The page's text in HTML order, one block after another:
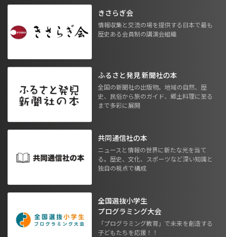
きさらぎ会
情報収集と交流の場を提供する日本で最も
歴史ある会員制の講演会組織
ふるさと発見 新聞社の本
全国の新聞社の出版物。地域の自然、歴
史、民俗から旅のガイド、郷土料理に至る
まで多彩に展開
共同通信社の本
ニュースと情報の世界に新たな光を当て
る。歴史、文化、スポーツなど深い知識と
独自の視点で構成
全国選抜小学生
プログラミング大会
「プログラミング教育」で未来を創造する
子どもたちを応援！！